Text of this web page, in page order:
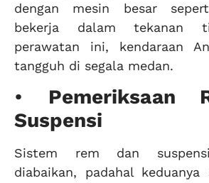
dengan mesin besar
bekerja dalam tekanan
perawatan ini, kendaraan
tangguh di segala medan.
• Pemeriksaan
Suspensi
Sistem rem dan
diabaikan, padahal